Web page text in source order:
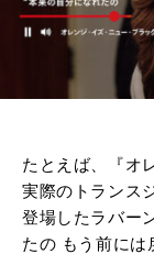
たとえば、『オ
実際のトランス
登場したラバー
たの もう前には